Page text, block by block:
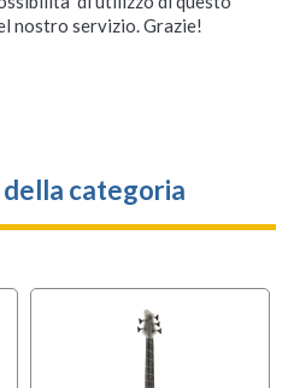
nostro servizio. Grazie!
categoria